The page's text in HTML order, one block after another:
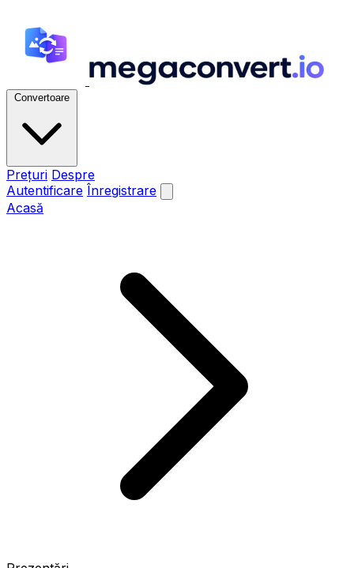
Convertoare
Prețuri Despre
Autentificare Înregistrare
Acasă